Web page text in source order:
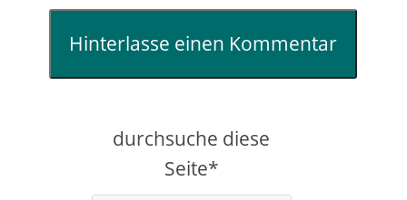
Hinterlasse einen Kommentar
durchsuche diese
Seite*